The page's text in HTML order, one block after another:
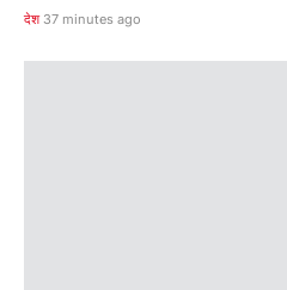
देश 37 minutes ago